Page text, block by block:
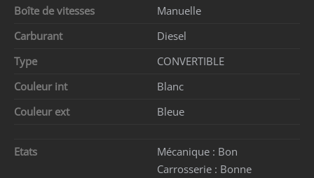
Boîte de vitesses
Manuelle
Carburant
Diesel
Type
CONVERTIBLE
Couleur int
Blanc
Couleur ext
Bleue
Etats Mécanique : Bon
Carrosserie : Bonne